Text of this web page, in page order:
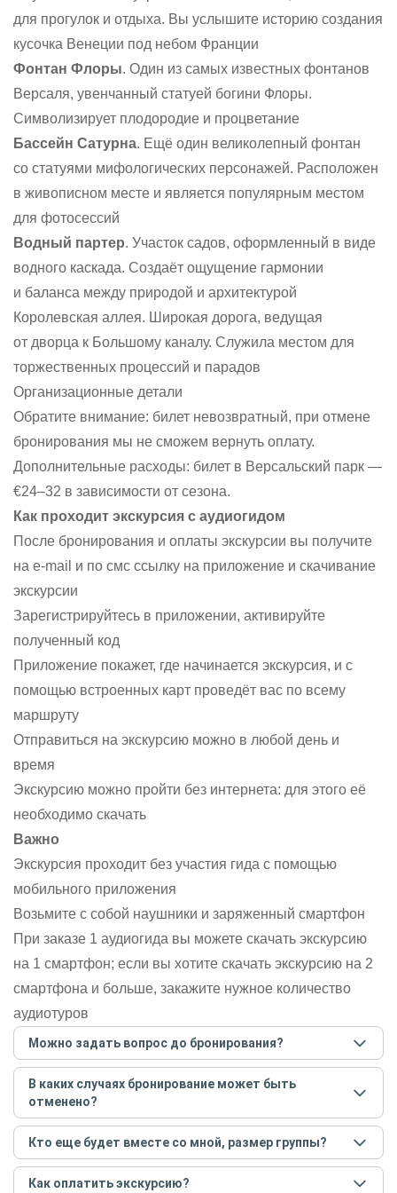
для прогулок и отдыха. Вы услышите историю создания
кусочка Венеции под небом Франции
Фонтан Флоры. Один из самых известных фонтанов
Версаля, увенчанный статуей богини Флоры.
Символизирует плодородие и процветание
Бассейн Сатурна. Ещё один великолепный фонтан
со статуями мифологических персонажей. Расположен
в живописном месте и является популярным местом
для фотосессий
Водный партер. Участок садов, оформленный в виде
водного каскада. Создаёт ощущение гармонии
и баланса между природой и архитектурой
Королевская аллея. Широкая дорога, ведущая
от дворца к Большому каналу. Служила местом для
торжественных процессий и парадов
Организационные детали
Обратите внимание: билет невозвратный, при отмене
бронирования мы не сможем вернуть оплату.
Дополнительные расходы: билет в Версальский парк —
€24–32 в зависимости от сезона.
Как проходит экскурсия с аудиогидом
После бронирования и оплаты экскурсии вы получите
на e-mail и по смс ссылку на приложение и скачивание
экскурсии
Зарегистрируйтесь в приложении, активируйте
полученный код
Приложение покажет, где начинается экскурсия, и с
помощью встроенных карт проведёт вас по всему
маршруту
Отправиться на экскурсию можно в любой день и
время
Экскурсию можно пройти без интернета: для этого её
необходимо скачать
Важно
Экскурсия проходит без участия гида с помощью
мобильного приложения
Возьмите с собой наушники и заряженный смартфон
При заказе 1 аудиогида вы можете скачать экскурсию
на 1 смартфон; если вы хотите скачать экскурсию на 2
смартфона и больше, закажите нужное количество
аудиотуров
Можно задать вопрос до бронирования?
Достаточно перейти по ссылке «Задать вопрос» и
написать гиду. Платить при этом не нужно. Сначала
согласуйте с гидом интересующие вас вопросы и после
этого бронируйте экскурсию.Задать вопрос.
В каких случаях бронирование может быть
отменено?
Только в случае неблагоприятных погодных условий,
например, если экскурсия на кораблике, а по прогнозу
погоды аномально-сильный ветер. При этом гид
предупредит вас об отмене, а мы вернем предоплату на
Кто еще будет вместе со мной, размер группы?
Если экскурсия индивидуальная, гид проведет встречу
только для вас и вашей компании. Если групповая — на
Как оплатить экскурсию?